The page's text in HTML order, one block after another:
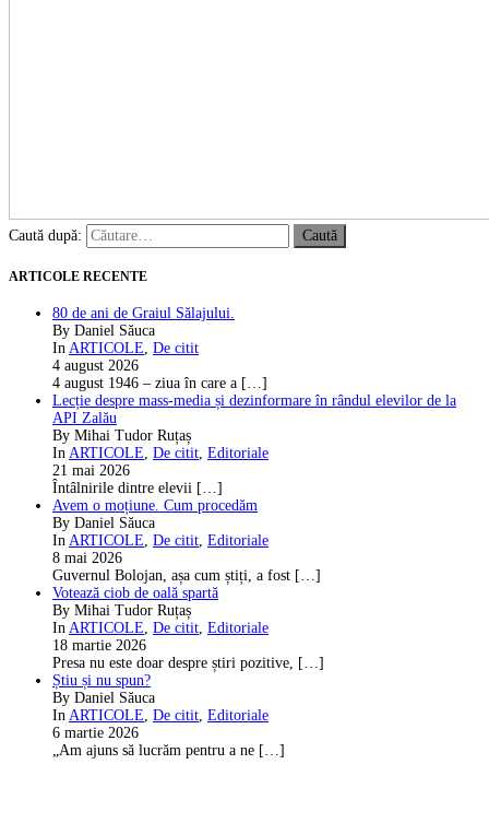
Caută după:
ARTICOLE RECENTE
80 de ani de Graiul Sălajului.
By Daniel Săuca
In ARTICOLE, De citit
4 august 2026
4 august 1946 – ziua în care a […]
Lecție despre mass-media și dezinformare în rândul elevilor de la
API Zalău
By Mihai Tudor Ruțaș
In ARTICOLE, De citit, Editoriale
21 mai 2026
Întâlnirile dintre elevii […]
Avem o moțiune. Cum procedăm
By Daniel Săuca
In ARTICOLE, De citit, Editoriale
8 mai 2026
Guvernul Bolojan, așa cum știți, a fost […]
Votează ciob de oală spartă
By Mihai Tudor Ruțaș
In ARTICOLE, De citit, Editoriale
18 martie 2026
Presa nu este doar despre știri pozitive, […]
Știu și nu spun?
By Daniel Săuca
In ARTICOLE, De citit, Editoriale
6 martie 2026
„Am ajuns să lucrăm pentru a ne […]